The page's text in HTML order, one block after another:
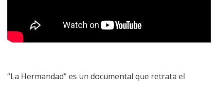
“La Hermandad” es un documental que retrata el